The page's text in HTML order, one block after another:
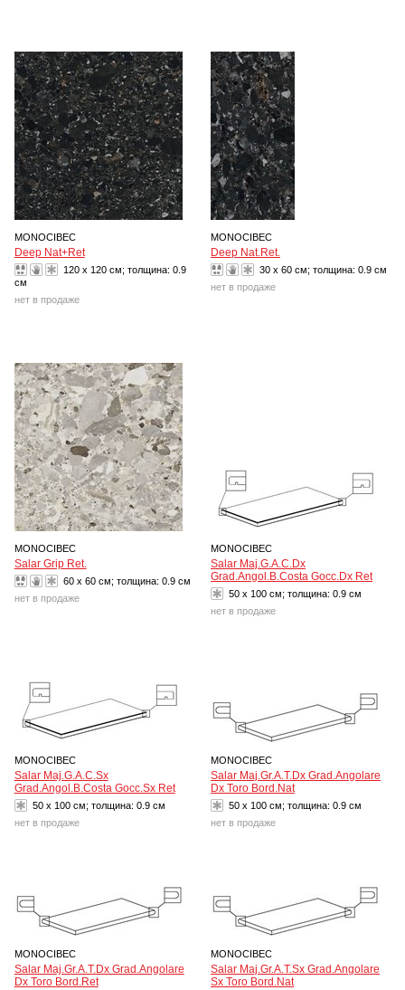
MONOCIBEC
Deep Nat+Ret
120 x 120 см; толщина: 0.9
см
нет в продаже
MONOCIBEC
Deep Nat.Ret.
30 x 60 см; толщина: 0.9 см
нет в продаже
MONOCIBEC
Salar Grip Ret.
60 x 60 см; толщина: 0.9 см
нет в продаже
MONOCIBEC
Salar Maj.G.A.C.Dx
Grad.Angol.B.Costa Gocc.Dx Ret
50 x 100 см; толщина: 0.9 см
нет в продаже
MONOCIBEC
Salar Maj.G.A.C.Sx
Grad.Angol.B.Costa Gocc.Sx Ret
50 x 100 см; толщина: 0.9 см
нет в продаже
MONOCIBEC
Salar Maj.Gr.A.T.Dx Grad.Angolare
Dx Toro Bord.Nat
50 x 100 см; толщина: 0.9 см
нет в продаже
MONOCIBEC
Salar Maj.Gr.A.T.Dx Grad.Angolare
Dx Toro Bord.Ret
MONOCIBEC
Salar Maj.Gr.A.T.Sx Grad.Angolare
Sx Toro Bord.Nat